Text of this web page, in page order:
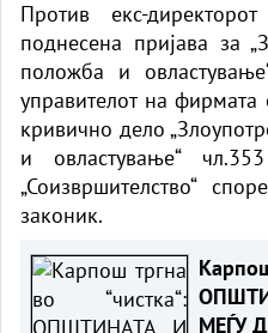
Против екс-
поднесена пријава за
положба и
управителот на
кривично дело
и овластување“
„Соизвршителство“
законик.
МЕЃУ